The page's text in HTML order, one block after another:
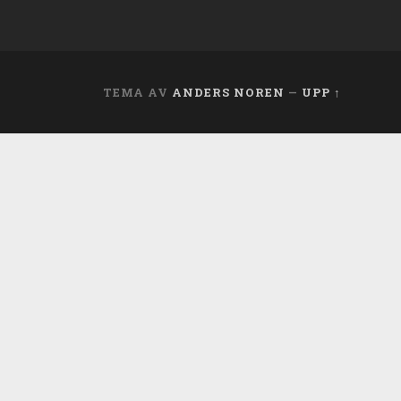
TEMA AV ANDERS NOREN — UPP ↑